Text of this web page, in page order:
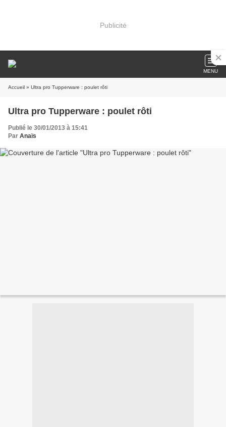
Publicité
MENU
Accueil » Ultra pro Tupperware : poulet rôti
Ultra pro Tupperware : poulet rôti
Publié le 30/01/2013 à 15:41
Par Anaïs